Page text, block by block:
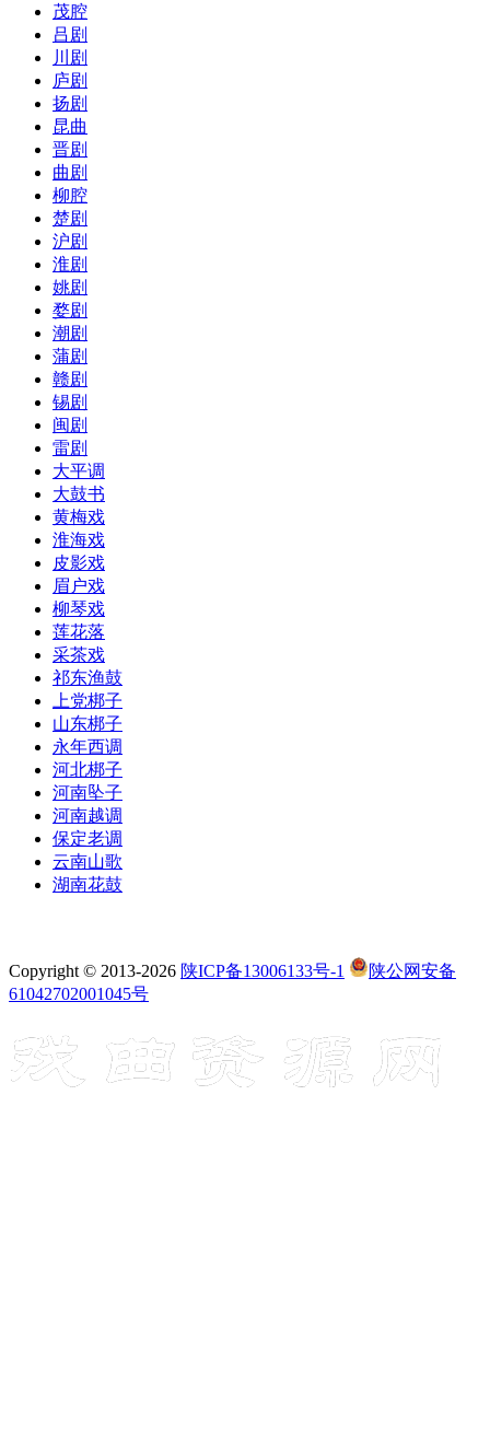
茂腔
吕剧
川剧
庐剧
扬剧
昆曲
晋剧
曲剧
柳腔
楚剧
沪剧
淮剧
姚剧
婺剧
潮剧
蒲剧
赣剧
锡剧
闽剧
雷剧
大平调
大鼓书
黄梅戏
淮海戏
皮影戏
眉户戏
柳琴戏
莲花落
采茶戏
祁东渔鼓
上党梆子
山东梆子
永年西调
河北梆子
河南坠子
河南越调
保定老调
云南山歌
湖南花鼓
Copyright © 2013-2026 陕ICP备13006133号-1
陕公网安备
61042702001045号